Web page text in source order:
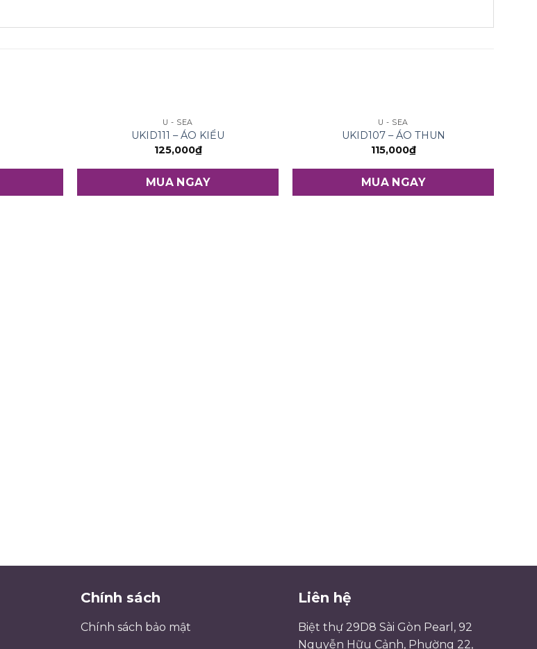
U - SEA
UKID111 – ÁO KIỂU
125,000₫
MUA NGAY
U - SEA
UKID107 – ÁO THUN
115,000₫
MUA NGAY
Chính sách
Chính sách bảo mật
Liên hệ
Biệt thự 29D8 Sài Gòn Pearl, 92
Nguyễn Hữu Cảnh, Phường 22,